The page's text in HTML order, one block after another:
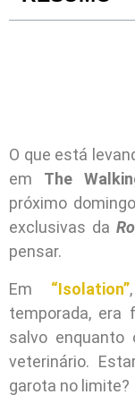
O que está
em The
próximo
exclusivas da
pensar.
Em “Isolation”
temporada, era
salvo
veterinário.
garota no limite?